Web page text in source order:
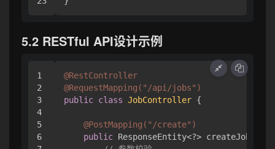
5.2 RESTful API设计示例
1
2
3
4
5
6
@RestController
@RequestMapping("/api/jobs")
public class JobController {
@PostMapping("/create")
public ResponseEntity<?> createJob(